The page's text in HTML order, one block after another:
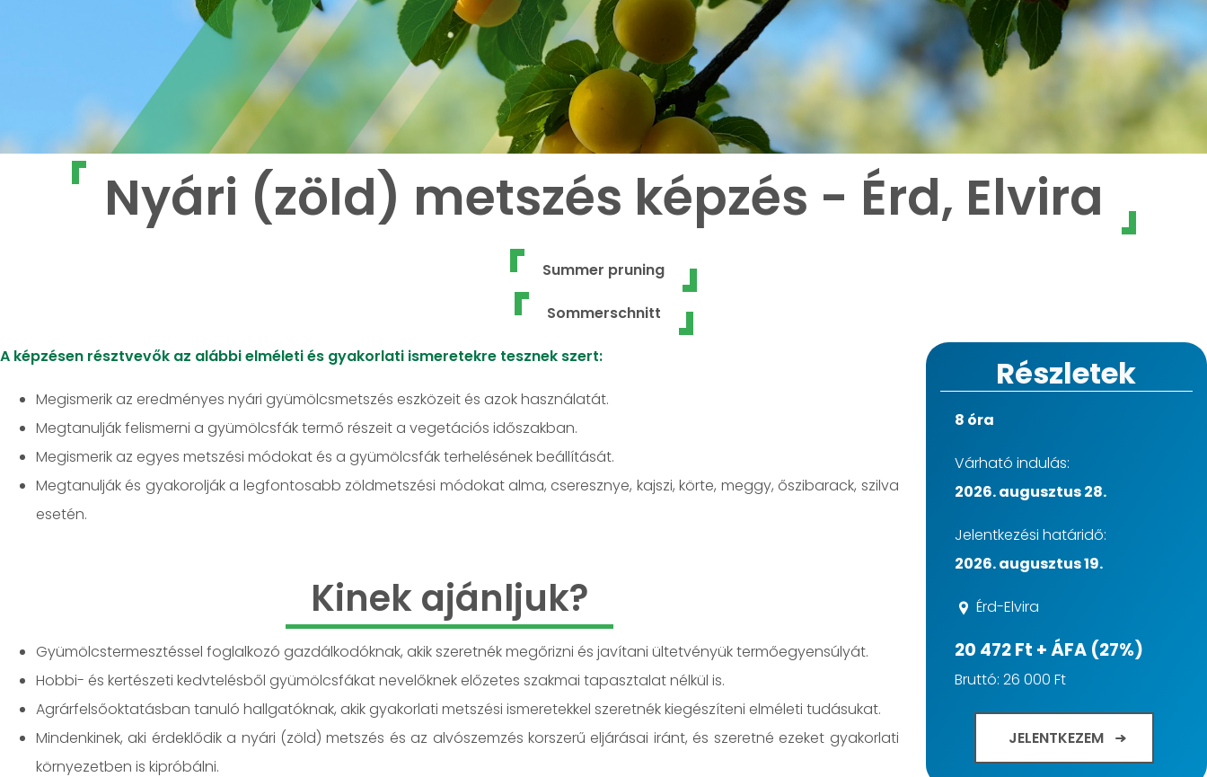
Nyári (zöld) metszés képzés - Érd, Elvira
Summer pruning
Sommerschnitt
A képzésen résztvevők az alábbi elméleti és gyakorlati ismeretekre tesznek szert:
Megismerik az eredményes nyári gyümölcsmetszés eszközeit és azok használatát.
Megtanulják felismerni a gyümölcsfák termő részeit a vegetációs időszakban.
Megismerik az egyes metszési módokat és a gyümölcsfák terhelésének beállítását.
Megtanulják és gyakorolják a legfontosabb zöldmetszési módokat alma, cseresznye, kajszi, körte, meggy, őszibarack, szilva
esetén.
Kinek ajánljuk?
Gyümölcstermesztéssel foglalkozó gazdálkodóknak, akik szeretnék megőrizni és javítani ültetvényük termőegyensúlyát.
Hobbi- és kertészeti kedvtelésből gyümölcsfákat nevelőknek előzetes szakmai tapasztalat nélkül is.
Agrárfelsőoktatásban tanuló hallgatóknak, akik gyakorlati metszési ismeretekkel szeretnék kiegészíteni elméleti tudásukat.
Mindenkinek, aki érdeklődik a nyári (zöld) metszés és az alvószemzés korszerű eljárásai iránt, és szeretné ezeket gyakorlati
környezetben is kipróbálni.
Részletek
8 óra
Várható indulás:
2026. augusztus 28.
Jelentkezési határidő:
2026. augusztus 19.
Érd-Elvira
20 472 Ft + ÁFA (27%)
Bruttó: 26 000 Ft
JELENTKEZEM